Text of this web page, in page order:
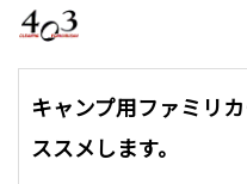
キャンプ用ファミリ
ススメします。